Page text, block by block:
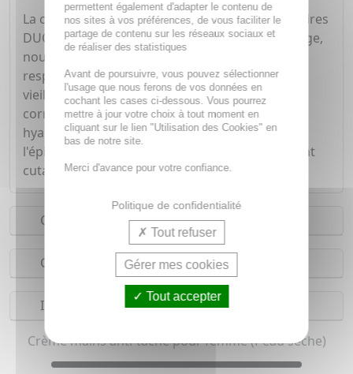
La crème soin global main SPF 50+ des laboratoires
DUCRAY est une crème pour les mains qui corrige,
nourrit et protège des taches brunes,
responsables de l'accélération du photo-
vieillissement de la peau. Complexe L-White®
corrigeant les taches. SPF 50+ et acide
hyaluronique contribuant à l'hydratation de
l'épiderme tout en luttant contre le vieillissement
cutané.
Conseils d'utilisation
Composition
Indications
Crème mains anti-tache pour femme (Peau sèche)
permettent également d'adapter le contenu de
nos sites à vos préférences, de vous faciliter le
partage de contenu sur les réseaux sociaux et
de réaliser des statistiques
Avant de poursuivre, vous pouvez sélectionner
l'usage que nous ferons de vos données en
cochant les cases ci-dessous. Vous pourrez
mettre à jour votre choix à tout moment en
cliquant sur le lien "Utilisation des Cookies" en
bas de notre site.
Merci d'avance pour votre confiance.
Politique de confidentialité
Tout refuser
Gérer mes cookies
Tout accepter